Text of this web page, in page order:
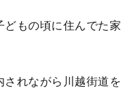
どもの頃に住んでた家
れながら川越街道を